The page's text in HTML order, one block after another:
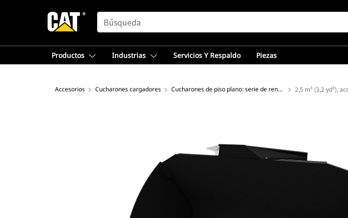
SEARCH
Productos Industrias Servicios Y Respaldo Piezas
Accesorios Cucharones cargadores Cucharones de piso plano: serie de rendimiento 2,5 m³ (3,2 yd³),